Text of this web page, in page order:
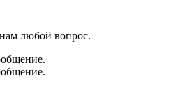
любой вопрос.